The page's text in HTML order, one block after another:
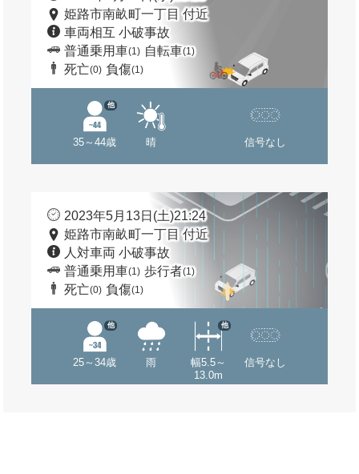
姫路市南畝町一丁目 付近
車両相互 小破事故
普通乗用車(1) 自転車(1)
死亡(0) 負傷(1)
35～44歳
他
晴 信号なし
2023年5月13日(土)21:24
姫路市南畝町一丁目 付近
人対車両 小破事故
普通乗用車(1) 歩行者(1)
死亡(0) 負傷(1)
25～34歳
他
雨
幅5.5～
13.0m
他
信号なし